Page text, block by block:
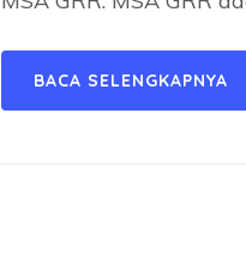
BACA SELENGKAPNYA